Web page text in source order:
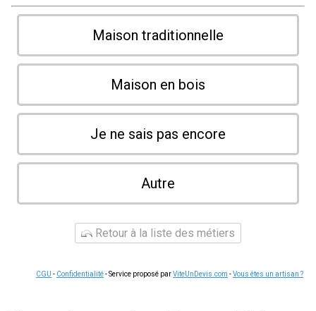
Maison traditionnelle
Maison en bois
Je ne sais pas encore
Autre
Retour à la liste des métiers
CGU - Confidentialité- Service proposé parViteUnDevis.com -Vous êtes un artisan ?